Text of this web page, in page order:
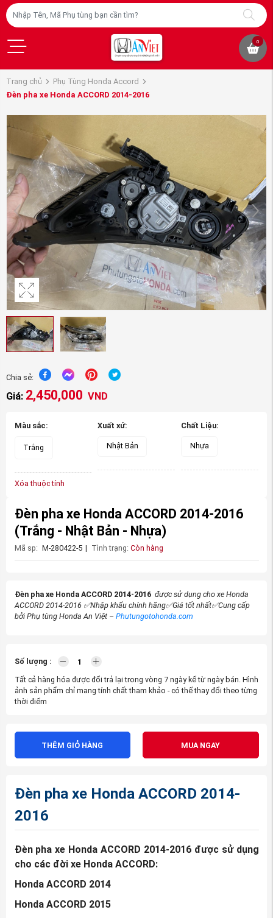
0
Trang chủ
Phụ Tùng Honda Accord
Đèn pha xe Honda ACCORD 2014-2016
Chia sẻ:
Giá: 2,450,000 VND
Màu sắc:
Trắng
Xuất xứ:
Nhật Bản
Chất Liệu:
Nhựa
Xóa thuộc tính
Đèn pha xe Honda ACCORD 2014-2016
(Trắng - Nhật Bản - Nhựa)
Mã sp: M-280422-5 | Tình trạng: Còn hàng
Đèn pha xe Honda ACCORD 2014-2016 được sử dụng cho xe Honda
ACCORD 2014-2016 ✅Nhập khẩu chính hãng✅Giá tốt nhất✅Cung cấp
bởi Phụ tùng Honda An Việt – Phutungotohonda.com
Số lượng :
Tất cả hàng hóa được đổi trả lại trong vòng 7 ngày kể từ ngày bán. Hình
ảnh sản phẩm chỉ mang tính chất tham khảo - có thể thay đổi theo từng
thời điểm
THÊM GIỎ HÀNG MUA NGAY
Đèn pha xe Honda ACCORD 2014-
2016
Đèn pha xe Honda ACCORD 2014-2016 được sử dụng
cho các đời xe Honda ACCORD:
Honda ACCORD 2014
Honda ACCORD 2015